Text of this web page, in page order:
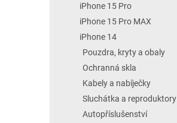
iPhone 15 Pro
iPhone 15 Pro MAX
iPhone 14
Pouzdra, kryty a obaly
Ochranná skla
Kabely a nabíječky
Sluchátka a reproduktory
Autopříslušenství